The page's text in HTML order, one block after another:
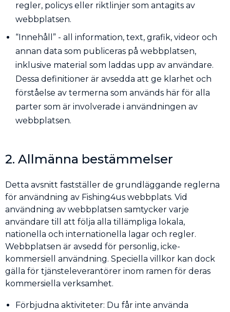
regler, policys eller riktlinjer som antagits av
webbplatsen.
“Innehåll” - all information, text, grafik, videor och
annan data som publiceras på webbplatsen,
inklusive material som laddas upp av användare.
Dessa definitioner är avsedda att ge klarhet och
förståelse av termerna som används här för alla
parter som är involverade i användningen av
webbplatsen.
2. Allmänna bestämmelser
Detta avsnitt fastställer de grundläggande reglerna
för användning av Fishing4us webbplats. Vid
användning av webbplatsen samtycker varje
användare till att följa alla tillämpliga lokala,
nationella och internationella lagar och regler.
Webbplatsen är avsedd för personlig, icke-
kommersiell användning. Speciella villkor kan dock
gälla för tjänsteleverantörer inom ramen för deras
kommersiella verksamhet.
Förbjudna aktiviteter: Du får inte använda